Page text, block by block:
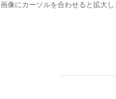
画像にカーソルを合わせると拡大し